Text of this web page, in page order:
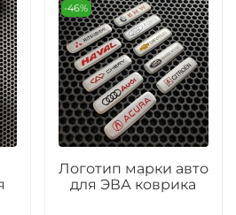
-46%
Логотип марки авто
для ЭВА коврика